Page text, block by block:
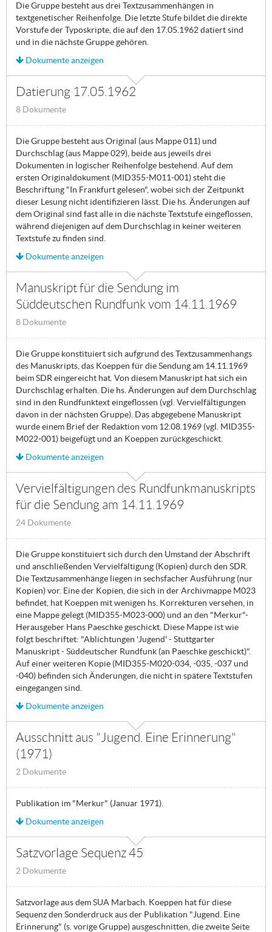
Die Gruppe besteht aus drei Textzusammenhängen in
textgenetischer Reihenfolge. Die letzte Stufe bildet die direkte
Vorstufe der Typoskripte, die auf den 17.05.1962 datiert sind
und in die nächste Gruppe gehören.
Dokumente anzeigen
Datierung 17.05.1962
8 Dokumente
Die Gruppe besteht aus Original (aus Mappe 011) und
Durchschlag (aus Mappe 029), beide aus jeweils drei
Dokumenten in logischer Reihenfolge bestehend. Auf dem
ersten Originaldokument (MID355-M011-001) steht die
Beschriftung "In Frankfurt gelesen", wobei sich der Zeitpunkt
dieser Lesung nicht identifizieren lässt. Die hs. Änderungen auf
dem Original sind fast alle in die nächste Textstufe eingeflossen,
während diejenigen auf dem Durchschlag in keiner weiteren
Textstufe zu finden sind.
Dokumente anzeigen
Manuskript für die Sendung im
Süddeutschen Rundfunk vom 14.11.1969
8 Dokumente
Die Gruppe konstituiert sich aufgrund des Textzusammenhangs
des Manuskripts, das Koeppen für die Sendung am 14.11.1969
beim SDR eingereicht hat. Von diesem Manuskript hat sich ein
Durchschlag erhalten. Die hs. Änderungen auf dem Durchschlag
sind in den Rundfunktext eingeflossen (vgl. Vervielfältigungen
davon in der nächsten Gruppe). Das abgegebene Manuskript
wurde einem Brief der Redaktion vom 12.08.1969 (vgl. MID355-
M022-001) beigefügt und an Koeppen zurückgeschickt.
Dokumente anzeigen
Vervielfältigungen des Rundfunkmanuskripts
für die Sendung am 14.11.1969
24 Dokumente
Die Gruppe konstituiert sich durch den Umstand der Abschrift
und anschließenden Vervielfältigung (Kopien) durch den SDR.
Die Textzusammenhänge liegen in sechsfacher Ausführung (nur
Kopien) vor. Eine der Kopien, die sich in der Archivmappe M023
befindet, hat Koeppen mit wenigen hs. Korrekturen versehen, in
eine Mappe gelegt (MID355-M023-000) und an den "Merkur"-
Herausgeber Hans Paeschke geschickt. Diese Mappe ist wie
folgt beschriftet: "Ablichtungen 'Jugend' - Stuttgarter
Manuskript - Süddeutscher Rundfunk (an Paeschke geschickt)".
Auf einer weiteren Kopie (MID355-M020-034, -035, -037 und
-040) befinden sich Änderungen, die nicht in spätere Textstufen
eingegangen sind.
Dokumente anzeigen
Ausschnitt aus "Jugend. Eine Erinnerung"
(1971)
2 Dokumente
Publikation im "Merkur" (Januar 1971).
Dokumente anzeigen
Satzvorlage Sequenz 45
2 Dokumente
Satzvorlage aus dem SUA Marbach. Koeppen hat für diese
Sequenz den Sonderdruck aus der Publikation "Jugend. Eine
Erinnerung" (s. vorige Gruppe) ausgeschnitten, die zweite Seite